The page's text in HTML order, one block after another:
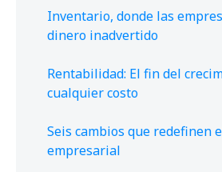
Inventario, donde las
dinero inadvertido
Rentabilidad: El fin del
cualquier costo
Seis cambios que redefinen
empresarial